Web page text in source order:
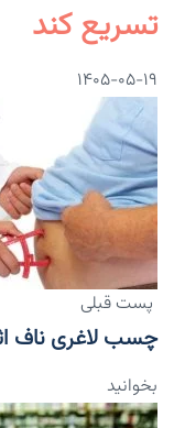
تسریع کند
۱۴۰۵-۰۵-۱۹
پست قبلی
چسب لاغری ناف
بخوانید